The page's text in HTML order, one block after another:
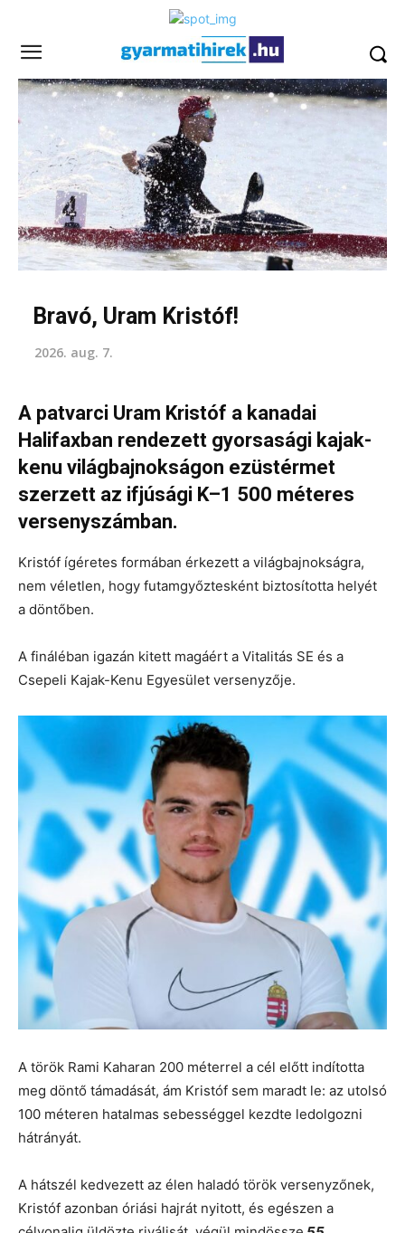
Bravó, Uram Kristóf!
2026. aug. 7.
A patvarci Uram Kristóf a kanadai
Halifaxban rendezett gyorsasági kajak-
kenu világbajnokságon ezüstérmet
szerzett az ifjúsági K–1 500 méteres
versenyszámban.
Kristóf ígéretes formában érkezett a világbajnokságra,
nem véletlen, hogy futamgyőztesként biztosította helyét
a döntőben.
A fináléban igazán kitett magáért a Vitalitás SE és a
Csepeli Kajak-Kenu Egyesület versenyzője.
A török Rami Kaharan 200 méterrel a cél előtt indította
meg döntő támadását, ám Kristóf sem maradt le: az utolsó
100 méteren hatalmas sebességgel kezdte ledolgozni
hátrányát.
A hátszél kedvezett az élen haladó török versenyzőnek,
Kristóf azonban óriási hajrát nyitott, és egészen a